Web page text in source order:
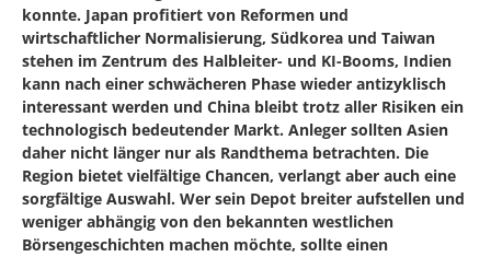
konnte. Japan profitiert von Reformen und
wirtschaftlicher Normalisierung, Südkorea und Taiwan
stehen im Zentrum des Halbleiter- und KI-Booms, Indien
kann nach einer schwächeren Phase wieder antizyklisch
interessant werden und China bleibt trotz aller Risiken ein
technologisch bedeutender Markt. Anleger sollten Asien
daher nicht länger nur als Randthema betrachten. Die
Region bietet vielfältige Chancen, verlangt aber auch eine
sorgfältige Auswahl. Wer sein Depot breiter aufstellen und
weniger abhängig von den bekannten westlichen
Börsengeschichten machen möchte, sollte einen